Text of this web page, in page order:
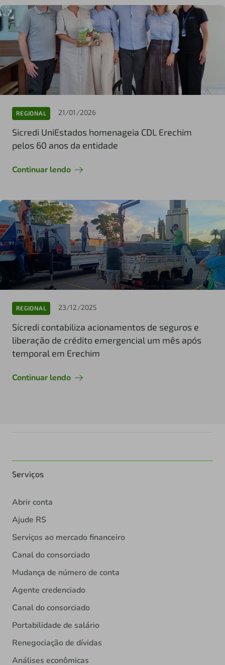
REGIONAL 21/01/2026
Sicredi UniEstados homenageia CDL Erechim
pelos 60 anos da entidade
Continuar lendo
REGIONAL 23/12/2025
Sicredi contabiliza acionamentos de seguros e
liberação de crédito emergencial um mês após
temporal em Erechim
Continuar lendo
Serviços
Abrir conta
Ajude RS
Serviços ao mercado financeiro
Canal do consorciado
Mudança de número de conta
Agente credenciado
Canal do consorciado
Portabilidade de salário
Renegociação de dívidas
Análises econômicas